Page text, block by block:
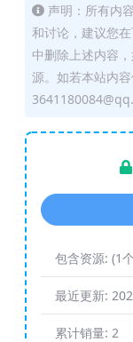
声明：所有内
和讨论，建议您
中删除上述内容
源。如若本站内
包含资源: (1
最近更新:
累计销量: 2